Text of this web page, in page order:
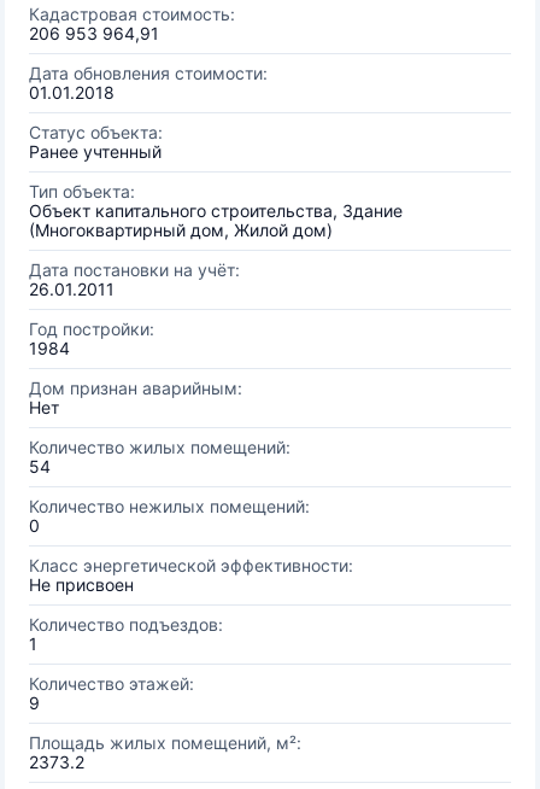
Кадастровая стоимость:
206 953 964,91
Дата обновления стоимости:
01.01.2018
Статус объекта:
Ранее учтенный
Тип объекта:
Объект капитального строительства, Здание
(Многоквартирный дом, Жилой дом)
Дата постановки на учёт:
26.01.2011
Год постройки:
1984
Дом признан аварийным:
Нет
Количество жилых помещений:
54
Количество нежилых помещений:
0
Класс энергетической эффективности:
Не присвоен
Количество подъездов:
1
Количество этажей:
9
Площадь жилых помещений, м²:
2373.2